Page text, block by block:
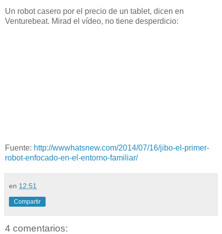
Un robot casero por el precio de un tablet, dicen en
Venturebeat. Mirad el vídeo, no tiene desperdicio:
Fuente: http://wwwhatsnew.com/2014/07/16/jibo-el-primer-
robot-enfocado-en-el-entorno-familiar/
en 12:51
Compartir
4 comentarios: